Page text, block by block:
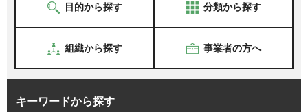
目的から探す 分類から探す
組織から探す 事業者の方へ
キーワードから探す